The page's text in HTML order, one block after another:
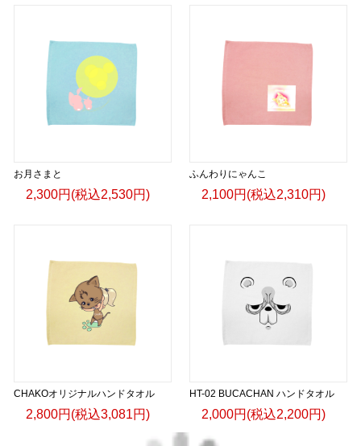
お月さまと
2,300円(税込2,530円)
ふんわりにゃんこ
2,100円(税込2,310円)
CHAKOオリジナルハンドタオル
2,800円(税込3,081円)
HT-02 BUCACHAN ハンドタオル
2,000円(税込2,200円)